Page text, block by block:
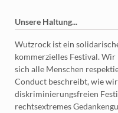
Unsere Haltung...
Wutzrock ist ein
kommerzielles Festival.
sich alle Menschen
Conduct beschreibt, wie
diskriminierungsfreien
rechtsextremes